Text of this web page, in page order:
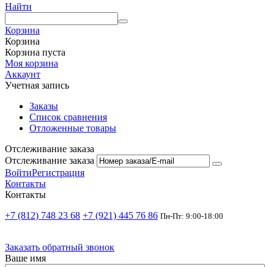
Найти
Корзина
Корзина
Корзина пуста
Моя корзина
Аккаунт
Учетная запись
Заказы
Список сравнения
Отложенные товары
Отслеживание заказа
Отслеживание заказа
ВойтиРегистрация
Контакты
Контакты
+7 (812) 748 23 68 +7 (921) 445 76 86 Пн-Пт: 9:00-18:00
Заказать обратный звонок
Ваше имя